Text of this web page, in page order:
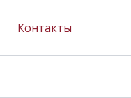
Контакты